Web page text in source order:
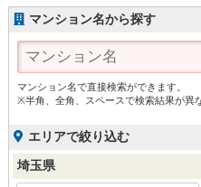
マンション名から探す
マンション名で直接検索ができます。
※半角、全角、スペースで検索結果が異
エリアで絞り込む
埼玉県